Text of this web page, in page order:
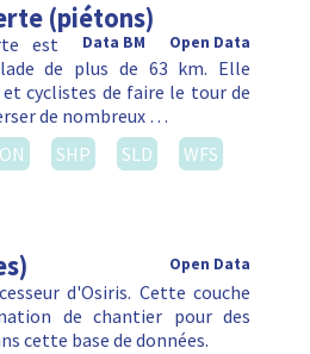
(piétons)
Open Data
Data BM
est
de plus de 63 km. Elle
cyclistes de faire le tour de
de nombreux …
SHP SLD
WFS
Open Data
d'Osiris. Cette couche
de chantier pour des
cette base de données.